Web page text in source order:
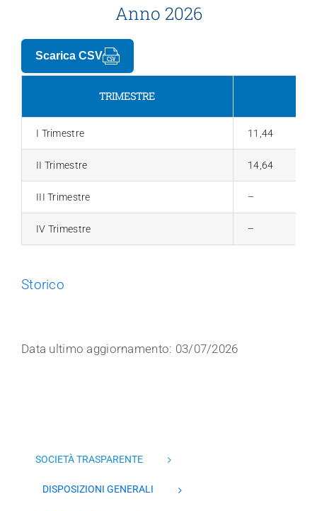
Anno 2026
Scarica CSV
TRIMESTRE
I Trimestre 11,44
II Trimestre 14,64
III Trimestre –
IV Trimestre –
Storico
Data ultimo aggiornamento: 03/07/2026
SOCIETÀ TRASPARENTE
DISPOSIZIONI GENERALI